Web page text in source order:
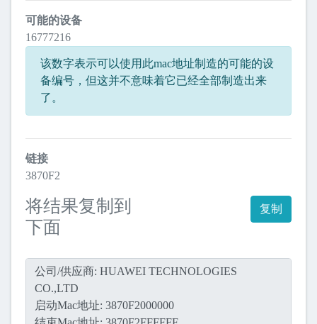
可能的设备
16777216
该数字表示可以使用此mac地址制造的可能的设
备编号，但这并不意味着它已经全部制造出来
了。
链接
3870F2
将结果复制到
下面
复制